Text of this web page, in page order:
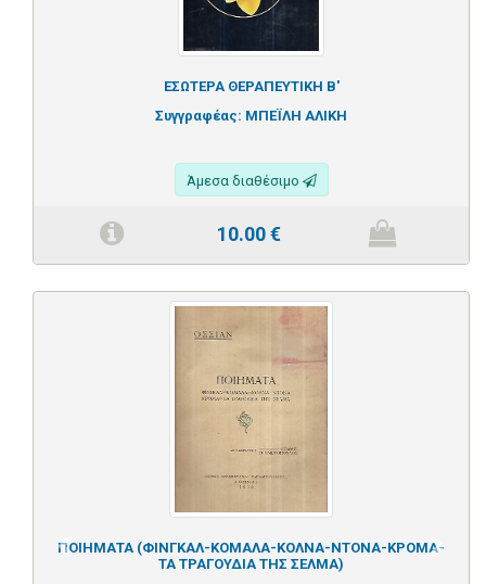
ΕΣΩΤΕΡΑ ΘΕΡΑΠΕΥΤΙΚΗ Β'
Συγγραφέας: ΜΠΕΪΛΗ ΑΛΙΚΗ
Άμεσα διαθέσιμο
10.00€
ΠΟΙΗΜΑΤΑ (ΦΙΝΓΚΑΛ-ΚΟΜΑΛΑ-ΚΟΛΝΑ-ΝΤΟΝΑ-ΚΡΟΜΑ-
ΤΑ ΤΡΑΓΟΥΔΙΑ ΤΗΣ ΣΕΛΜΑ)
Previous Next